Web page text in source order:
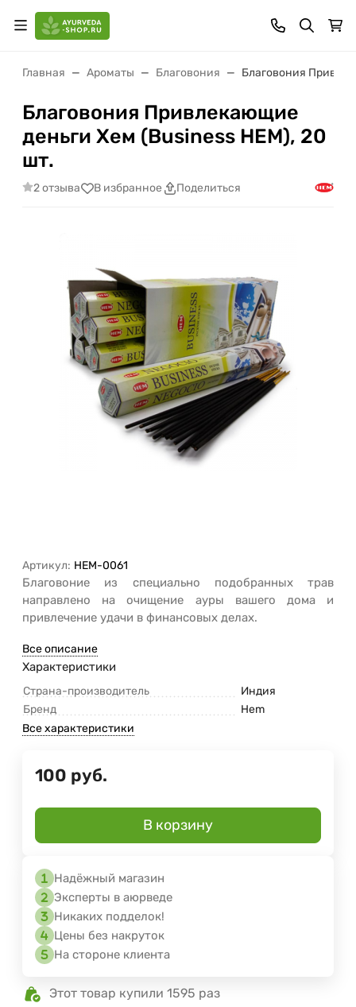
Главная Ароматы Благовония Благовония
Благовония Привлекающие
деньги Хем (Business HEM), 20
шт.
2 отзыва В избранное Поделиться
Артикул: HEM-0061
Благовоние из специально подобранных трав
направлено на очищение ауры вашего дома и
привлечение удачи в финансовых делах.
Все описание
Характеристики
Страна-производитель
Индия
Бренд
Hem
Все характеристики
100 руб.
В корзину
Надёжный магазин
Эксперты в аюрведе
Никаких подделок!
Цены без накруток
На стороне клиента
Этот товар купили 1595 раз